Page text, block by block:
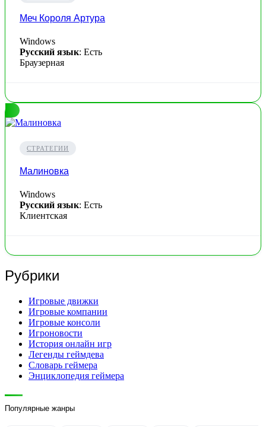
Меч Короля Артура
Windows
Русский язык: Есть
Браузерная
СТРАТЕГИИ
Малиновка
Windows
Русский язык: Есть
Клиентская
Рубрики
Игровые движки
Игровые компании
Игровые консоли
Игроновости
История онлайн игр
Легенды геймдева
Словарь геймера
Энциклопедия геймера
Популярные жанры